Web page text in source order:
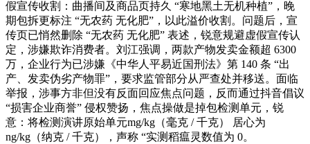
假宣传收割：曲播间及商品页持久 “寒地黑土无机种植”，晚
期包拆更标注 “无农药 无化肥”，以此溢价收割。问题后，宣
传页已悄然删除 “无农药 无化肥” 表述，锐意规避虚假宣传认
定，涉嫌欺诈消费者。刘江强调，两款产物发卖金额超 6300
万，企业行为已涉嫌《中华人平易近国刑法》第 140 条 “出
产、发卖伪劣产物罪”，要求监管部分从严查处并移送。面临
举报，涉事方非但没有反面回应焦点问题，反而通过抖音倡议
“损害企业商誉” 侵权赞扬，焦点操做是掉包检测单元，锐
意：将检测演讲原始单元mg/kg（毫克 / 千克） 居心为
ng/kg（纳克 / 千克），声称 “实测稻瘟灵数值为 0。